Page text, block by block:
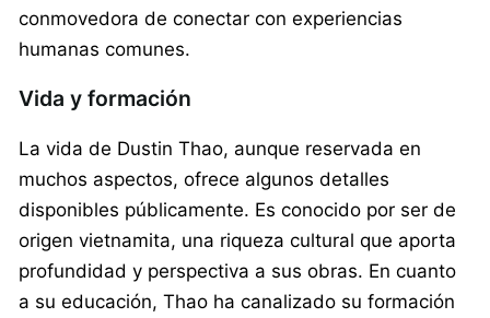
conmovedora de conectar con experiencias
humanas comunes.
Vida y formación
La vida de Dustin Thao, aunque reservada en
muchos aspectos, ofrece algunos detalles
disponibles públicamente. Es conocido por ser de
origen vietnamita, una riqueza cultural que aporta
profundidad y perspectiva a sus obras. En cuanto
a su educación, Thao ha canalizado su formación